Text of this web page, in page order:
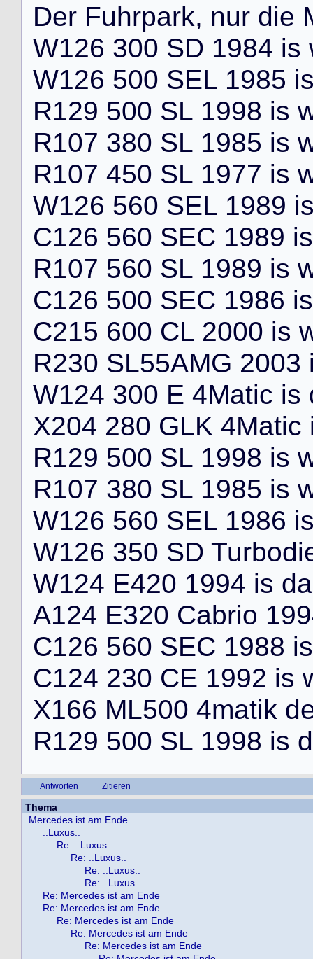
Der Fuhrpark, nur die
W126 300 SD 1984 is
W126 500 SEL 1985 i
R129 500 SL 1998 is
R107 380 SL 1985 is
R107 450 SL 1977 is
W126 560 SEL 1989 i
C126 560 SEC 1989 is
R107 560 SL 1989 is
C126 500 SEC 1986 is
C215 600 CL 2000 is
R230 SL55AMG 2003
W124 300 E 4Matic is
X204 280 GLK 4Matic
R129 500 SL 1998 is
R107 380 SL 1985 is
W126 560 SEL 1986 i
W126 350 SD Turbodi
W124 E420 1994 is da
A124 E320 Cabrio 199
C126 560 SEC 1988 is
C124 230 CE 1992 is
X166 ML500 4matik d
R129 500 SL 1998 is d
Antworten Zitieren
Thema
Mercedes ist am Ende
..Luxus..
Re: ..Luxus..
Re: ..Luxus..
Re: ..Luxus..
Re: ..Luxus..
Re: Mercedes ist am Ende
Re: Mercedes ist am Ende
Re: Mercedes ist am Ende
Re: Mercedes ist am Ende
Re: Mercedes ist am Ende